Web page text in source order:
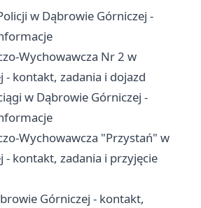
w Dąbrowie Górniczej -
Wychowawcza Nr 2 w
- kontakt, zadania i dojazd
w Dąbrowie Górniczej -
Wychowawcza "Przystań" w
- kontakt, zadania i przyjęcie
Górniczej - kontakt,